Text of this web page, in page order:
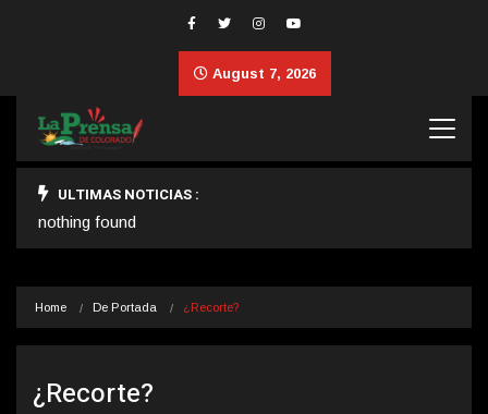
August 7, 2026
ULTIMAS NOTICIAS :
nothing found
Home De Portada ¿Recorte?
¿Recorte?